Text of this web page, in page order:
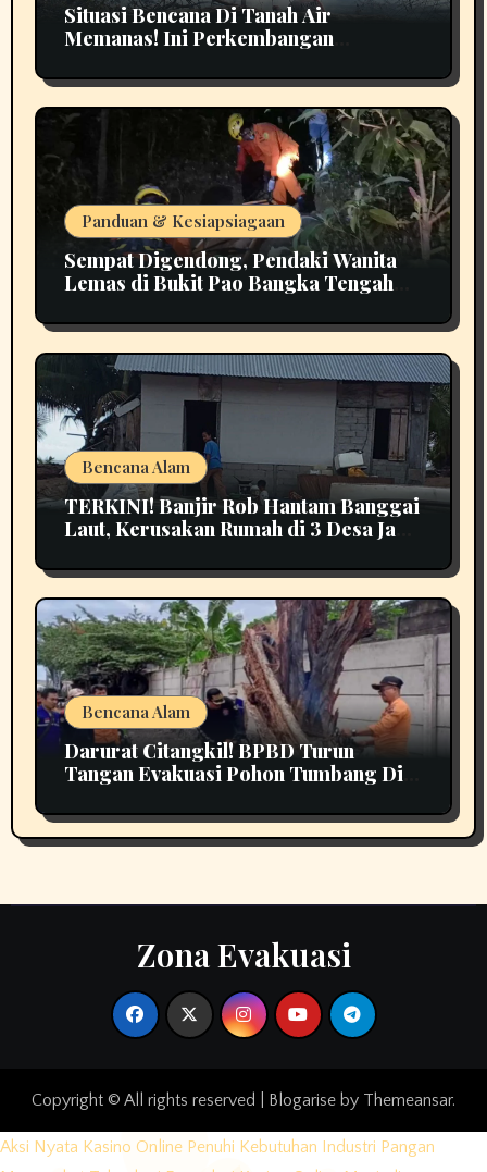
Situasi Bencana Di Tanah Air
Memanas! Ini Perkembangan
Panduan & Kesiapsiagaan
Sempat Digendong, Pendaki Wanita
Lemas di Bukit Pao Bangka Tengah
Bencana Alam
TERKINI! Banjir Rob Hantam Banggai
Laut, Kerusakan Rumah di 3 Desa Jadi
Bencana Alam
Darurat Citangkil! BPBD Turun
Tangan Evakuasi Pohon Tumbang Di
Zona Evakuasi
Copyright © All rights reserved Blogarise by Themeansar.
Aksi Nyata Kasino Online Penuhi Kebutuhan Industri Pangan